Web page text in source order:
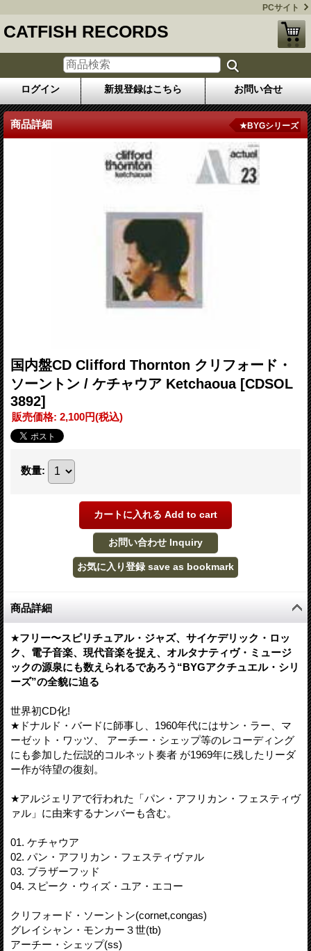
PCサイト
CATFISH RECORDS
ログイン 新規登録はこちら お問い合せ
商品詳細 ★BYGシリーズ
国内盤CD Clifford Thornton クリフォード・
ソーントン / ケチャウア Ketchaoua [CDSOL
3892]
販売価格: 2,100円(税込)
数量:
商品詳細
★フリー〜スピリチュアル・ジャズ、サイケデリック・ロッ
ク、電子音楽、現代音楽を捉え、オルタナティヴ・ミュージ
ックの源泉にも数えられるであろう“BYGアクチュエル・シリ
ーズ”の全貌に迫る
世界初CD化!
★ドナルド・バードに師事し、1960年代にはサン・ラー、マ
ーゼット・ワッツ、 アーチー・シェップ等のレコーディング
にも参加した伝説的コルネット奏者 が1969年に残したリーダ
ー作が待望の復刻。
★アルジェリアで行われた「パン・アフリカン・フェスティヴ
ァル」に由来するナンバーも含む。
01. ケチャウア
02. パン・アフリカン・フェスティヴァル
03. ブラザーフッド
04. スピーク・ウィズ・ユア・エコー
クリフォード・ソーントン(cornet,congas)
グレイシャン・モンカー３世(tb)
アーチー・シェップ(ss)